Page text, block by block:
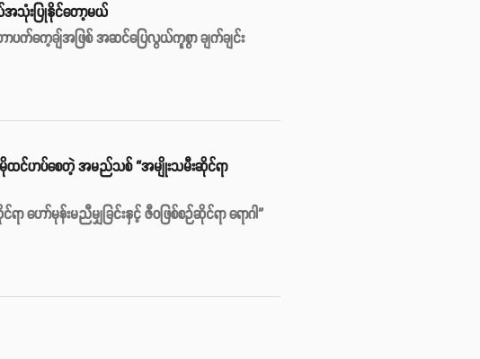
သုံးပြုနိုင်တော့မယ်
ပက်ကေ့ချ်အဖြစ် အဆင်ပြေလွယ်ကူစွာ ချက်ချင်း
မိုထင်ဟပ်စေတဲ့ အမည်သစ် “အမျိုးသမီးဆိုင်ရာ
ဟော်မုန်းမညီမျှခြင်းနှင့် ဇီဝဖြစ်စဉ်ဆိုင်ရာ ရောဂါ”